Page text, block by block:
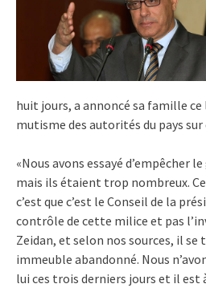
huit jours, a annoncé sa famille
mutisme des autorités du pays sur
«Nous avons essayé d’empêcher
mais ils étaient trop nombreux.
c’est que c’est le Conseil de la
contrôle de cette milice et pas
Zeidan, et selon nos sources, il se
immeuble abandonné. Nous
lui ces trois derniers jours et il est